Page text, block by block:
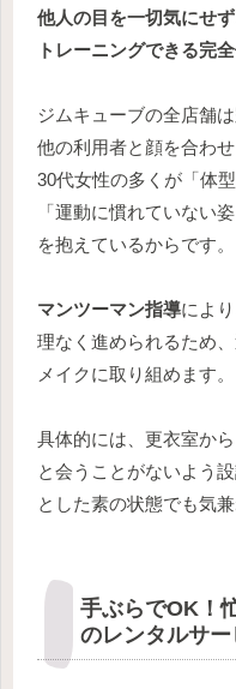
他人の目を一切気にせ
トレーニングできる完
ジムキューブの全店舗は
他の利用者と顔を合わ
30代女性の多くが「体
「運動に慣れていない
を抱えているからです。
マンツーマン指導によ
理なく進められるため
メイクに取り組めます。
具体的には、更衣室か
と会うことがないよう
とした素の状態でも気
手ぶらでOK！
のレンタルサー